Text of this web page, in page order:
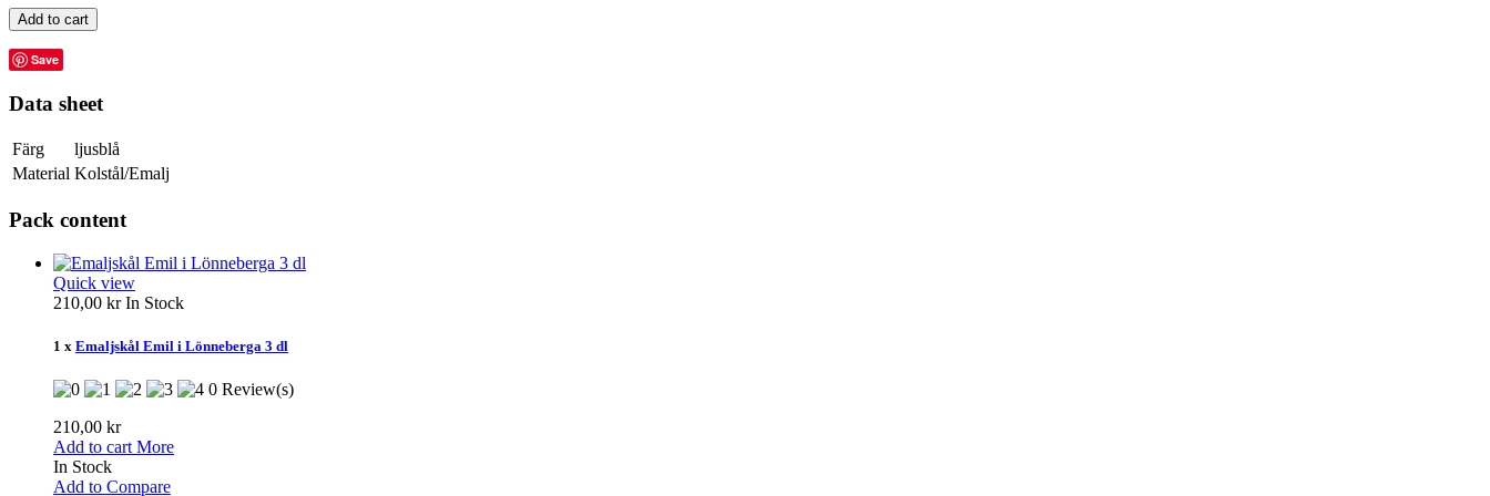
Add to cart
Save
Data sheet
Färg
ljusblå
Material Kolstål/Emalj
Pack content
Quick view
210,00 krIn Stock
1 x Emaljskål Emil i Lönneberga 3 dl
0 Review(s)
210,00 kr
Add to cart More
In Stock
Add to Compare